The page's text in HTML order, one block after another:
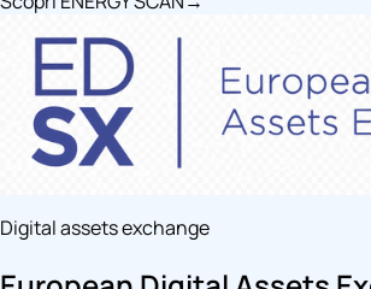
Digital assets exchange